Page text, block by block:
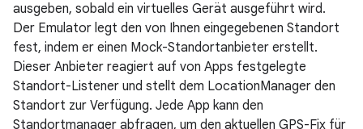
ausgeben, sobald ein virtuelles Gerät ausgeführt wird.
Der Emulator legt den von Ihnen eingegebenen Standort
fest, indem er einen Mock-Standortanbieter erstellt.
Dieser Anbieter reagiert auf von Apps festgelegte
Standort-Listener und stellt dem LocationManager den
Standort zur Verfügung. Jede App kann den
Standortmanager abfragen, um den aktuellen GPS-Fix für